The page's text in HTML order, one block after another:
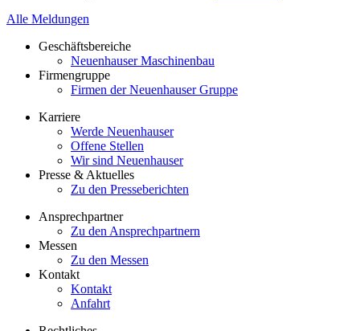
Alle Meldungen
Geschäftsbereiche
Neuenhauser Maschinenbau
Firmengruppe
Firmen der Neuenhauser Gruppe
Karriere
Werde Neuenhauser
Offene Stellen
Wir sind Neuenhauser
Presse & Aktuelles
Zu den Presseberichten
Ansprechpartner
Zu den Ansprechpartnern
Messen
Zu den Messen
Kontakt
Kontakt
Anfahrt